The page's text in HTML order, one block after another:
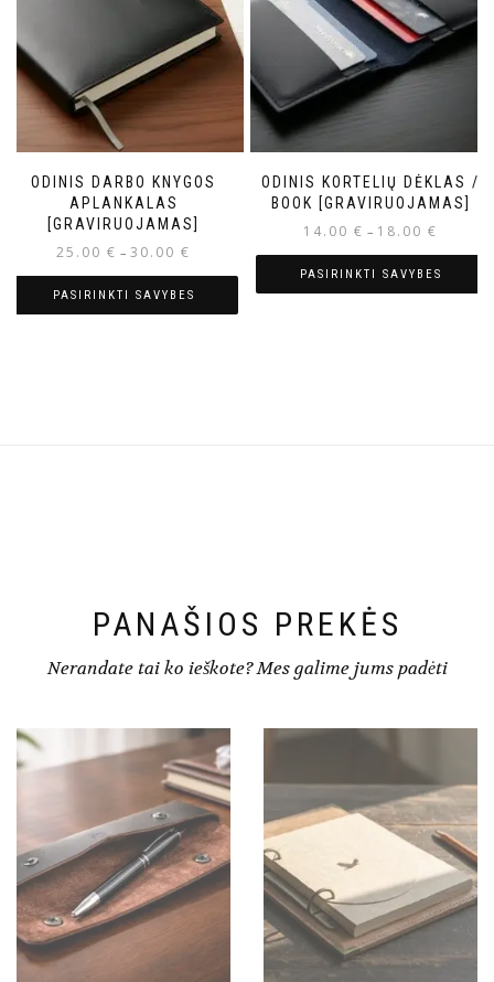
ODINIS DARBO KNYGOS
APLANKALAS
[GRAVIRUOJAMAS]
25.00 € – 30.00 €
PASIRINKTI SAVYBES
ODINIS KORTELIŲ DĖKLAS /
BOOK [GRAVIRUOJAMAS]
14.00 € – 18.00 €
PASIRINKTI SAVYBES
PANAŠIOS PREKĖS
Nerandate tai ko ieškote? Mes galime jums padėti